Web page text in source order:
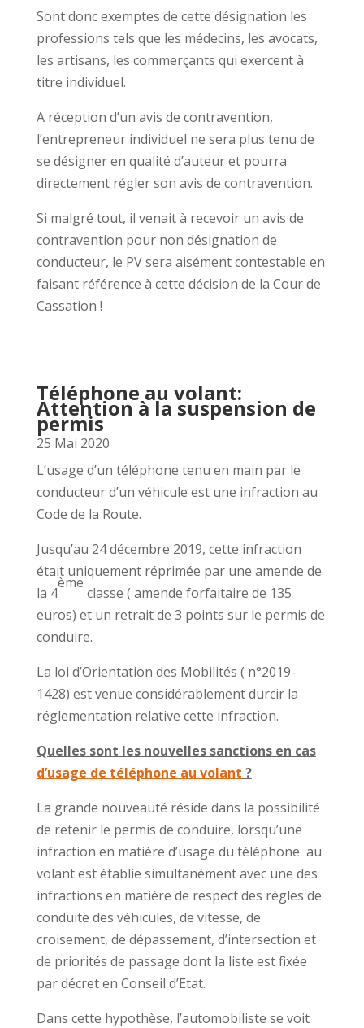
Sont donc exemptes de cette désignation les
professions tels que les médecins, les avocats,
les artisans, les commerçants qui exercent à
titre individuel.
A réception d’un avis de contravention,
l’entrepreneur individuel ne sera plus tenu de
se désigner en qualité d’auteur et pourra
directement régler son avis de contravention.
Si malgré tout, il venait à recevoir un avis de
contravention pour non désignation de
conducteur, le PV sera aisément contestable en
faisant référence à cette décision de la Cour de
Cassation !
Téléphone au volant:
Attention à la suspension de
permis
25 Mai 2020
L’usage d’un téléphone tenu en main par le
conducteur d’un véhicule est une infraction au
Code de la Route.
Jusqu’au 24 décembre 2019, cette infraction
était uniquement réprimée par une amende de
la 4
ème
classe ( amende forfaitaire de 135
euros) et un retrait de 3 points sur le permis de
conduire.
La loi d’Orientation des Mobilités ( n°2019-
1428) est venue considérablement durcir la
réglementation relative cette infraction.
Quelles sont les nouvelles sanctions en cas
d’usage de téléphone au volant ?
La grande nouveauté réside dans la possibilité
de retenir le permis de conduire, lorsqu’une
infraction en matière d’usage du téléphone au
volant est établie simultanément avec une des
infractions en matière de respect des règles de
conduite des véhicules, de vitesse, de
croisement, de dépassement, d’intersection et
de priorités de passage dont la liste est fixée
par décret en Conseil d’Etat.
Dans cette hypothèse, l’automobiliste se voit